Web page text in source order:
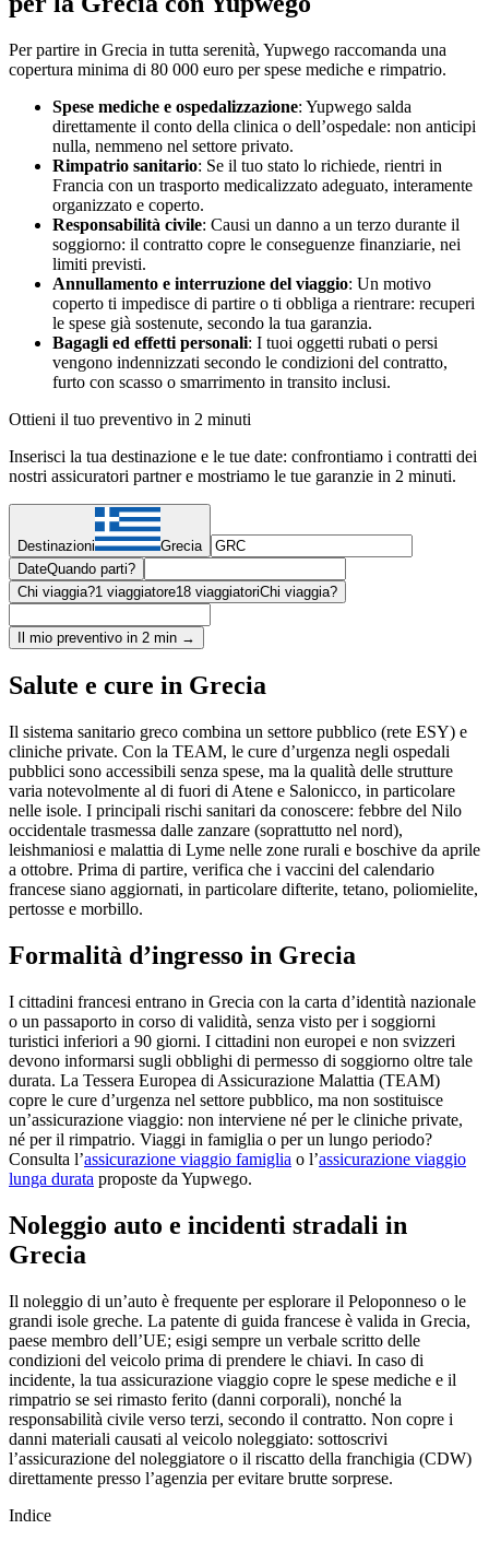
Per partire in Grecia in tutta serenità, Yupwego raccomanda una
copertura minima di 80 000 euro per spese mediche e rimpatrio.
Spese mediche e ospedalizzazione: Yupwego salda
direttamente il conto della clinica o dell’ospedale: non anticipi
nulla, nemmeno nel settore privato.
Rimpatrio sanitario: Se il tuo stato lo richiede, rientri in
Francia con un trasporto medicalizzato adeguato, interamente
organizzato e coperto.
Responsabilità civile: Causi un danno a un terzo durante il
soggiorno: il contratto copre le conseguenze finanziarie, nei
limiti previsti.
Annullamento e interruzione del viaggio: Un motivo
coperto ti impedisce di partire o ti obbliga a rientrare: recuperi
le spese già sostenute, secondo la tua garanzia.
Bagagli ed effetti personali: I tuoi oggetti rubati o persi
vengono indennizzati secondo le condizioni del contratto,
furto con scasso o smarrimento in transito inclusi.
Ottieni il tuo preventivo in 2 minuti
Inserisci la tua destinazione e le tue date: confrontiamo i contratti dei
nostri assicuratori partner e mostriamo le tue garanzie in 2 minuti.
Destinazioni
Grecia
DateQuando parti?
Chi viaggia?1 viaggiatore18 viaggiatoriChi viaggia?
Il mio preventivo in 2 min →
Salute e cure in Grecia
Il sistema sanitario greco combina un settore pubblico (rete ESY) e
cliniche private. Con la TEAM, le cure d’urgenza negli ospedali
pubblici sono accessibili senza spese, ma la qualità delle strutture
varia notevolmente al di fuori di Atene e Salonicco, in particolare
nelle isole. I principali rischi sanitari da conoscere: febbre del Nilo
occidentale trasmessa dalle zanzare (soprattutto nel nord),
leishmaniosi e malattia di Lyme nelle zone rurali e boschive da aprile
a ottobre. Prima di partire, verifica che i vaccini del calendario
francese siano aggiornati, in particolare difterite, tetano, poliomielite,
pertosse e morbillo.
Formalità d’ingresso in Grecia
I cittadini francesi entrano in Grecia con la carta d’identità nazionale
o un passaporto in corso di validità, senza visto per i soggiorni
turistici inferiori a 90 giorni. I cittadini non europei e non svizzeri
devono informarsi sugli obblighi di permesso di soggiorno oltre tale
durata. La Tessera Europea di Assicurazione Malattia (TEAM)
copre le cure d’urgenza nel settore pubblico, ma non sostituisce
un’assicurazione viaggio: non interviene né per le cliniche private,
né per il rimpatrio. Viaggi in famiglia o per un lungo periodo?
Consulta l’assicurazione viaggio famiglia o l’assicurazione viaggio
lunga durata proposte da Yupwego.
Noleggio auto e incidenti stradali in
Grecia
Il noleggio di un’auto è frequente per esplorare il Peloponneso o le
grandi isole greche. La patente di guida francese è valida in Grecia,
paese membro dell’UE; esigi sempre un verbale scritto delle
condizioni del veicolo prima di prendere le chiavi. In caso di
incidente, la tua assicurazione viaggio copre le spese mediche e il
rimpatrio se sei rimasto ferito (danni corporali), nonché la
responsabilità civile verso terzi, secondo il contratto. Non copre i
danni materiali causati al veicolo noleggiato: sottoscrivi
l’assicurazione del noleggiatore o il riscatto della franchigia (CDW)
direttamente presso l’agenzia per evitare brutte sorprese.
Indice